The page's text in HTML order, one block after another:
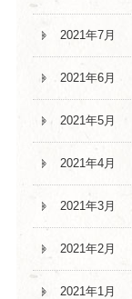
2021年7月
2021年6月
2021年5月
2021年4月
2021年3月
2021年2月
2021年1月